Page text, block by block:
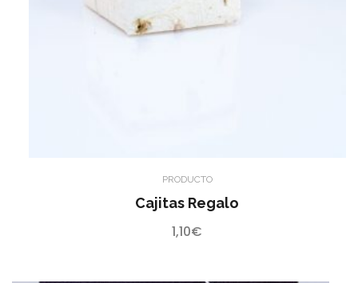
PRODUCTO
Cajitas Regalo
1,10€